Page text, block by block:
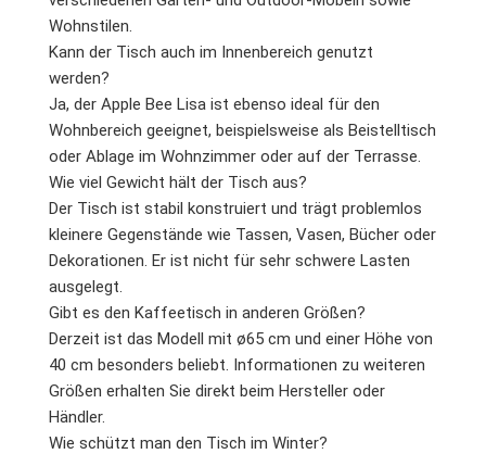
Wohnstilen.
Kann der Tisch auch im Innenbereich genutzt
werden?
Ja, der Apple Bee Lisa ist ebenso ideal für den
Wohnbereich geeignet, beispielsweise als Beistelltisch
oder Ablage im Wohnzimmer oder auf der Terrasse.
Wie viel Gewicht hält der Tisch aus?
Der Tisch ist stabil konstruiert und trägt problemlos
kleinere Gegenstände wie Tassen, Vasen, Bücher oder
Dekorationen. Er ist nicht für sehr schwere Lasten
ausgelegt.
Gibt es den Kaffeetisch in anderen Größen?
Derzeit ist das Modell mit ø65 cm und einer Höhe von
40 cm besonders beliebt. Informationen zu weiteren
Größen erhalten Sie direkt beim Hersteller oder
Händler.
Wie schützt man den Tisch im Winter?